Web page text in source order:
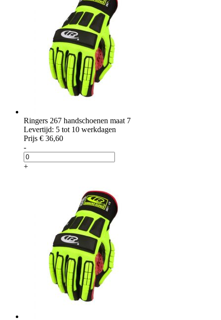
Ringers 267 handschoenen maat 7
Levertijd: 5 tot 10 werkdagen
Prijs € 36,60
-
+